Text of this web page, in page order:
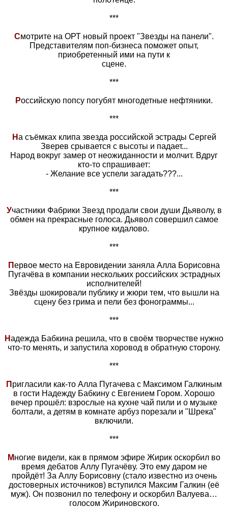
***
Смотрите на ОРТ новый проект "Звезды на панели".
Представителям поп-бизнеса поможет опыт,
приобретенный ими на пути к
сцене.
***
Российскую попсу погубят многодетные нефтяники.
***
На съёмках клипа звезда российской эстрады Сергей
Зверев срывается с высоты и падает...
Народ вокруг замер от неожиданности и молчит. Вдруг
кто-то спрашивает:
- Желание все успели загадать???...
***
Участники Фабрики Звезд продали свои души Дьяволу, в
обмен на прекрасные голоса. Дьявол совершил самое
крупное кидалово.
***
Первое место на Евровидении заняла Алла Борисовна
Пугачёва в компании нескольких российских эстрадных
исполнителей!
Звёзды шокировали публику и жюри тем, что вышли на
сцену без грима и пели без фонограммы...
***
Надежда Бабкина решила, что в своём творчестве нужно
что-то менять, и запустила хоровод в обратную сторону.
***
П ригласили как-то Алла Пугачева с Максимом Галкиным
в гости Надежду Бабкину с Евгением Гором. Хорошо
вечер прошёл: взрослые на кухне чай пили и о музыке
болтали, а детям в комнате арбуз порезали и "Шрека"
включили.
***
Многие видели, как в прямом эфире Жирик оскорбил во
время дебатов Аллу Пугачёву. Это ему даром не
пройдёт! За Аллу Борисовну (стало известно из очень
достоверных источников) вступился Максим Галкин (её
муж). Он позвонил по телефону и оскорбил Валуева…
голосом Жириновского.